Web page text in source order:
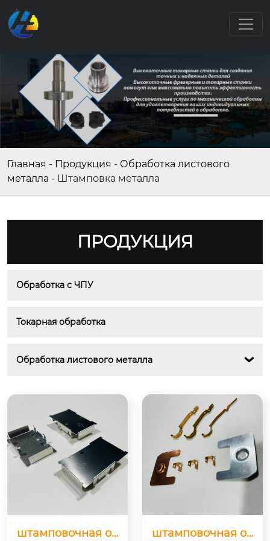
Главная - Продукция - Обработка листового
металла - Штамповка металла
ПРОДУКЦИЯ
Обработка с ЧПУ
Токарная обработка
Обработка листового металла 
штамповочная об
штамповочная об